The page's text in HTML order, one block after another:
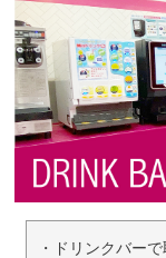
・ドリンクバー